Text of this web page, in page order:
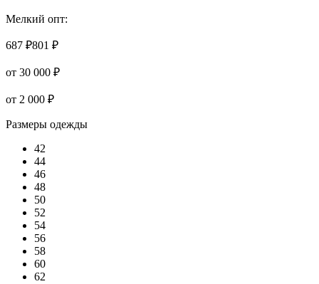
Мелкий опт:
687 ₽801 ₽
от 30 000 ₽
от 2 000 ₽
Размеры одежды
42
44
46
48
50
52
54
56
58
60
62